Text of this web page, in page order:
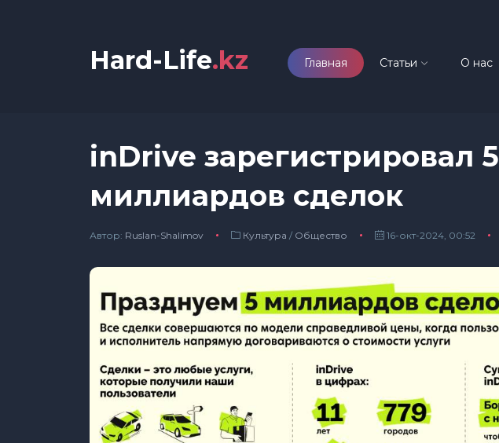
Hard-Life.kz Главная Статьи О нас
inDrive зарегистрировал 5
миллиардов сделок
Автор: Ruslan-Shalimov Культура / Общество 16-окт-2024, 00:52